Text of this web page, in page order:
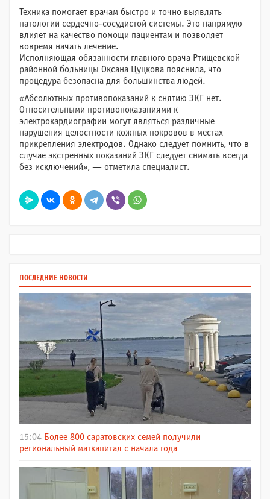
Техника помогает врачам быстро и точно выявлять
патологии сердечно-сосудистой системы. Это напрямую
влияет на качество помощи пациентам и позволяет
вовремя начать лечение.
Исполняющая обязанности главного врача Ртищевской
районной больницы Оксана Цуцкова пояснила, что
процедура безопасна для большинства людей.
«Абсолютных противопоказаний к снятию ЭКГ нет.
Относительными противопоказаниями к
электрокардиографии могут являться различные
нарушения целостности кожных покровов в местах
прикрепления электродов. Однако следует помнить, что в
случае экстренных показаний ЭКГ следует снимать всегда
без исключений», — отметила специалист.
ПОСЛЕДНИЕ НОВОСТИ
15:04 Более 800 саратовских семей получили
региональный маткапитал с начала года